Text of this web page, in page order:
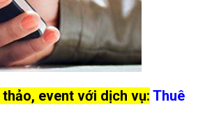
event với dịch vụ: Thuê